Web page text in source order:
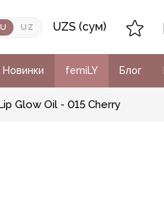
UZ UZS (сум)
Новинки femiLY Блог
Glow Oil - 015 Cherry